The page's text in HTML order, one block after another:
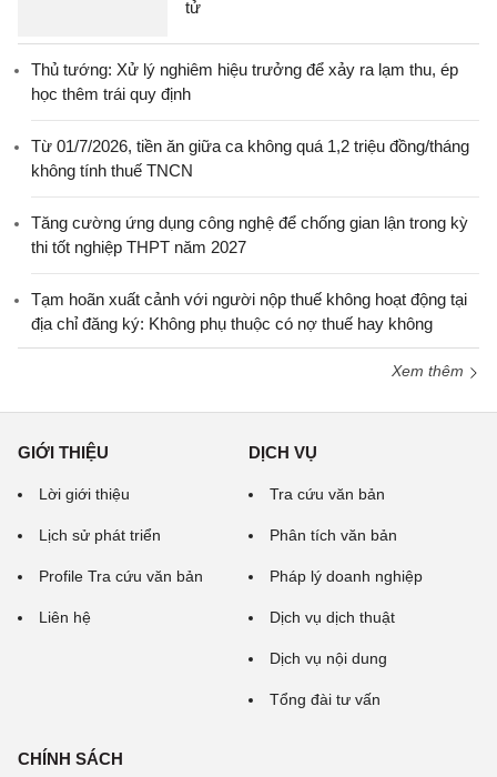
tử
Thủ tướng: Xử lý nghiêm hiệu trưởng để xảy ra lạm thu, ép
học thêm trái quy định
Từ 01/7/2026, tiền ăn giữa ca không quá 1,2 triệu đồng/tháng
không tính thuế TNCN
Tăng cường ứng dụng công nghệ để chống gian lận trong kỳ
thi tốt nghiệp THPT năm 2027
Tạm hoãn xuất cảnh với người nộp thuế không hoạt động tại
địa chỉ đăng ký: Không phụ thuộc có nợ thuế hay không
Xem thêm
GIỚI THIỆU
Lời giới thiệu
Lịch sử phát triển
Profile Tra cứu văn bản
Liên hệ
DỊCH VỤ
Tra cứu văn bản
Phân tích văn bản
Pháp lý doanh nghiệp
Dịch vụ dịch thuật
Dịch vụ nội dung
Tổng đài tư vấn
CHÍNH SÁCH